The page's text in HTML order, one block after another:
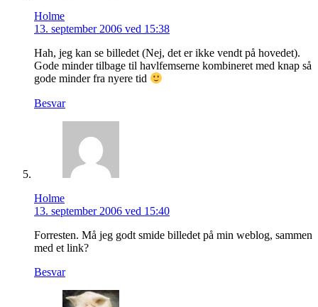
Holme
13. september 2006 ved 15:38
Hah, jeg kan se billedet (Nej, det er ikke vendt på hovedet).
Gode minder tilbage til havlfemserne kombineret med knap så
gode minder fra nyere tid
Besvar
Holme
13. september 2006 ved 15:40
Forresten. Må jeg godt smide billedet på min weblog, sammen
med et link?
Besvar